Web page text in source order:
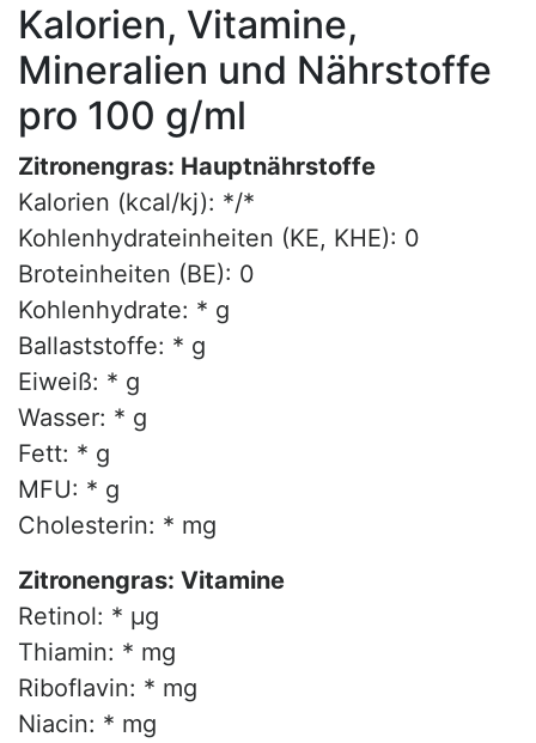
Kalorien, Vitamine,
Mineralien und Nährstoffe
pro 100 g/ml
Zitronengras: Hauptnährstoffe
Kalorien (kcal/kj): */*
Kohlenhydrateinheiten (KE, KHE): 0
Broteinheiten (BE): 0
Kohlenhydrate: * g
Ballaststoffe: * g
Eiweiß: * g
Wasser: * g
Fett: * g
MFU: * g
Cholesterin: * mg
Zitronengras: Vitamine
Retinol: * µg
Thiamin: * mg
Riboflavin: * mg
Niacin: * mg